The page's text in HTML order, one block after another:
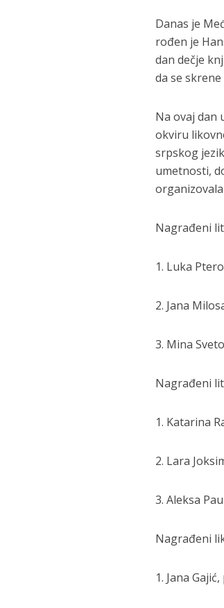
Danas je
rođen je
dan dečje
da se
Na ovaj dan
okviru
srpskog
umetnosti,
Nagrađeni
1. Luka
2. Jana
3. Mina
Nagrađeni
1. Katarina
2. Lara
3. Aleksa
Nagrađeni
1. Jana